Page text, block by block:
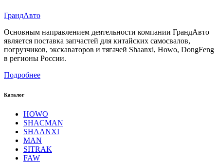
ГрандАвто
Основным направлением деятельности компании ГрандАвто
является поставка запчастей для китайских самосвалов,
погрузчиков, экскаваторов и тягачей Shaanxi, Howo, DongFeng
в регионы России.
Подробнее
Каталог
HOWO
SHACMAN
SHAANXI
MAN
SITRAK
FAW